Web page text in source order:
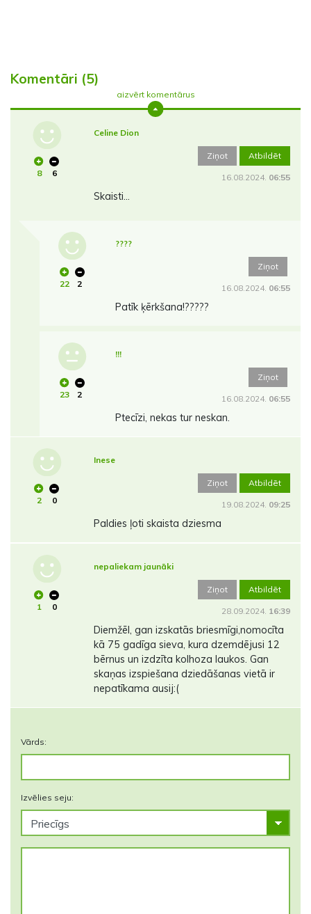
Komentāri (5)
aizvērt komentārus
8 6
Celine Dion
Ziņot Atbildēt
16.08.2024. 06:55
Skaisti...
22 2
????
Ziņot
16.08.2024. 06:55
Patīk ķērkšana!?????
23 2
!!!
Ziņot
16.08.2024. 06:55
Ptecīzi, nekas tur neskan.
2 0
Inese
Ziņot Atbildēt
19.08.2024. 09:25
Paldies ļoti skaista dziesma
1 0
nepaliekam jaunāki
Ziņot Atbildēt
28.09.2024. 16:39
Diemžēl, gan izskatās briesmīgi,nomocīta
kā 75 gadīga sieva, kura dzemdējusi 12
bērnus un izdzīta kolhoza laukos. Gan
skaņas izspiešana dziedāšanas vietā ir
nepatīkama ausij:(
Vārds:
Izvēlies seju: